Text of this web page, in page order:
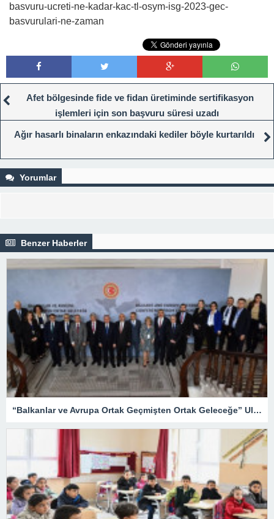
basvuru-ucreti-ne-kadar-kac-tl-osym-isg-2023-gec-
basvurulari-ne-zaman
Afet bölgesinde fide ve fidan üretiminde sertifikasyon
işlemleri için son başvuru süresi uzadı
Ağır hasarlı binaların enkazındaki kediler böyle kurtarıldı
Yorumlar
Benzer Haberler
“Balkanlar ve Avrupa Ortak Geçmişten Ortak Geleceğe” Uluslararası Konferansı düzenledi